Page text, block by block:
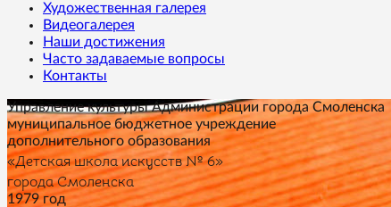
Художественная галерея
Видеогалерея
Наши достижения
Часто задаваемые вопросы
Контакты
Управление культуры Администрации города Смоленска
муниципальное бюджетное учреждение
дополнительного образования
«Детская школа искусств № 6»
города Смоленска
1979 год